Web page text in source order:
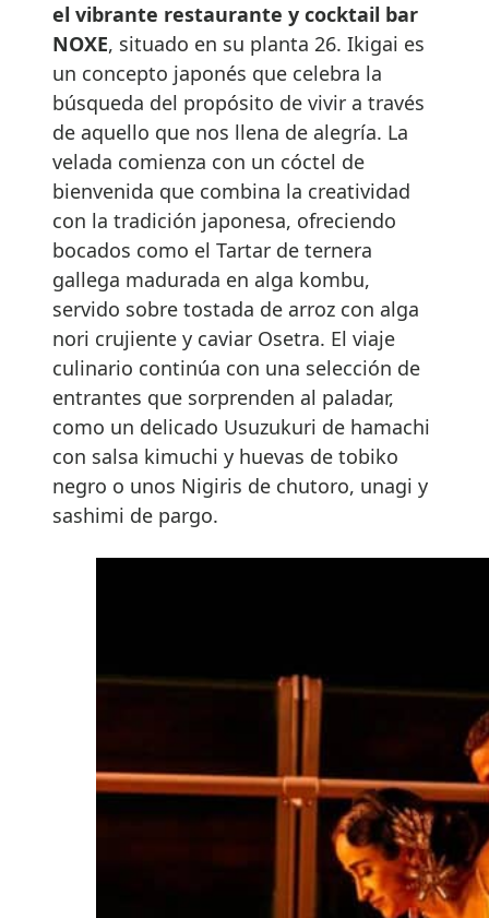
el vibrante restaurante y cocktail bar
NOXE, situado en su planta 26. Ikigai es
un concepto japonés que celebra la
búsqueda del propósito de vivir a través
de aquello que nos llena de alegría. La
velada comienza con un cóctel de
bienvenida que combina la creatividad
con la tradición japonesa, ofreciendo
bocados como el Tartar de ternera
gallega madurada en alga kombu,
servido sobre tostada de arroz con alga
nori crujiente y caviar Osetra. El viaje
culinario continúa con una selección de
entrantes que sorprenden al paladar,
como un delicado Usuzukuri de hamachi
con salsa kimuchi y huevas de tobiko
negro o unos Nigiris de chutoro, unagi y
sashimi de pargo.